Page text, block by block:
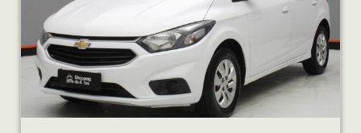
FINANCIÁ
NOSOTROS